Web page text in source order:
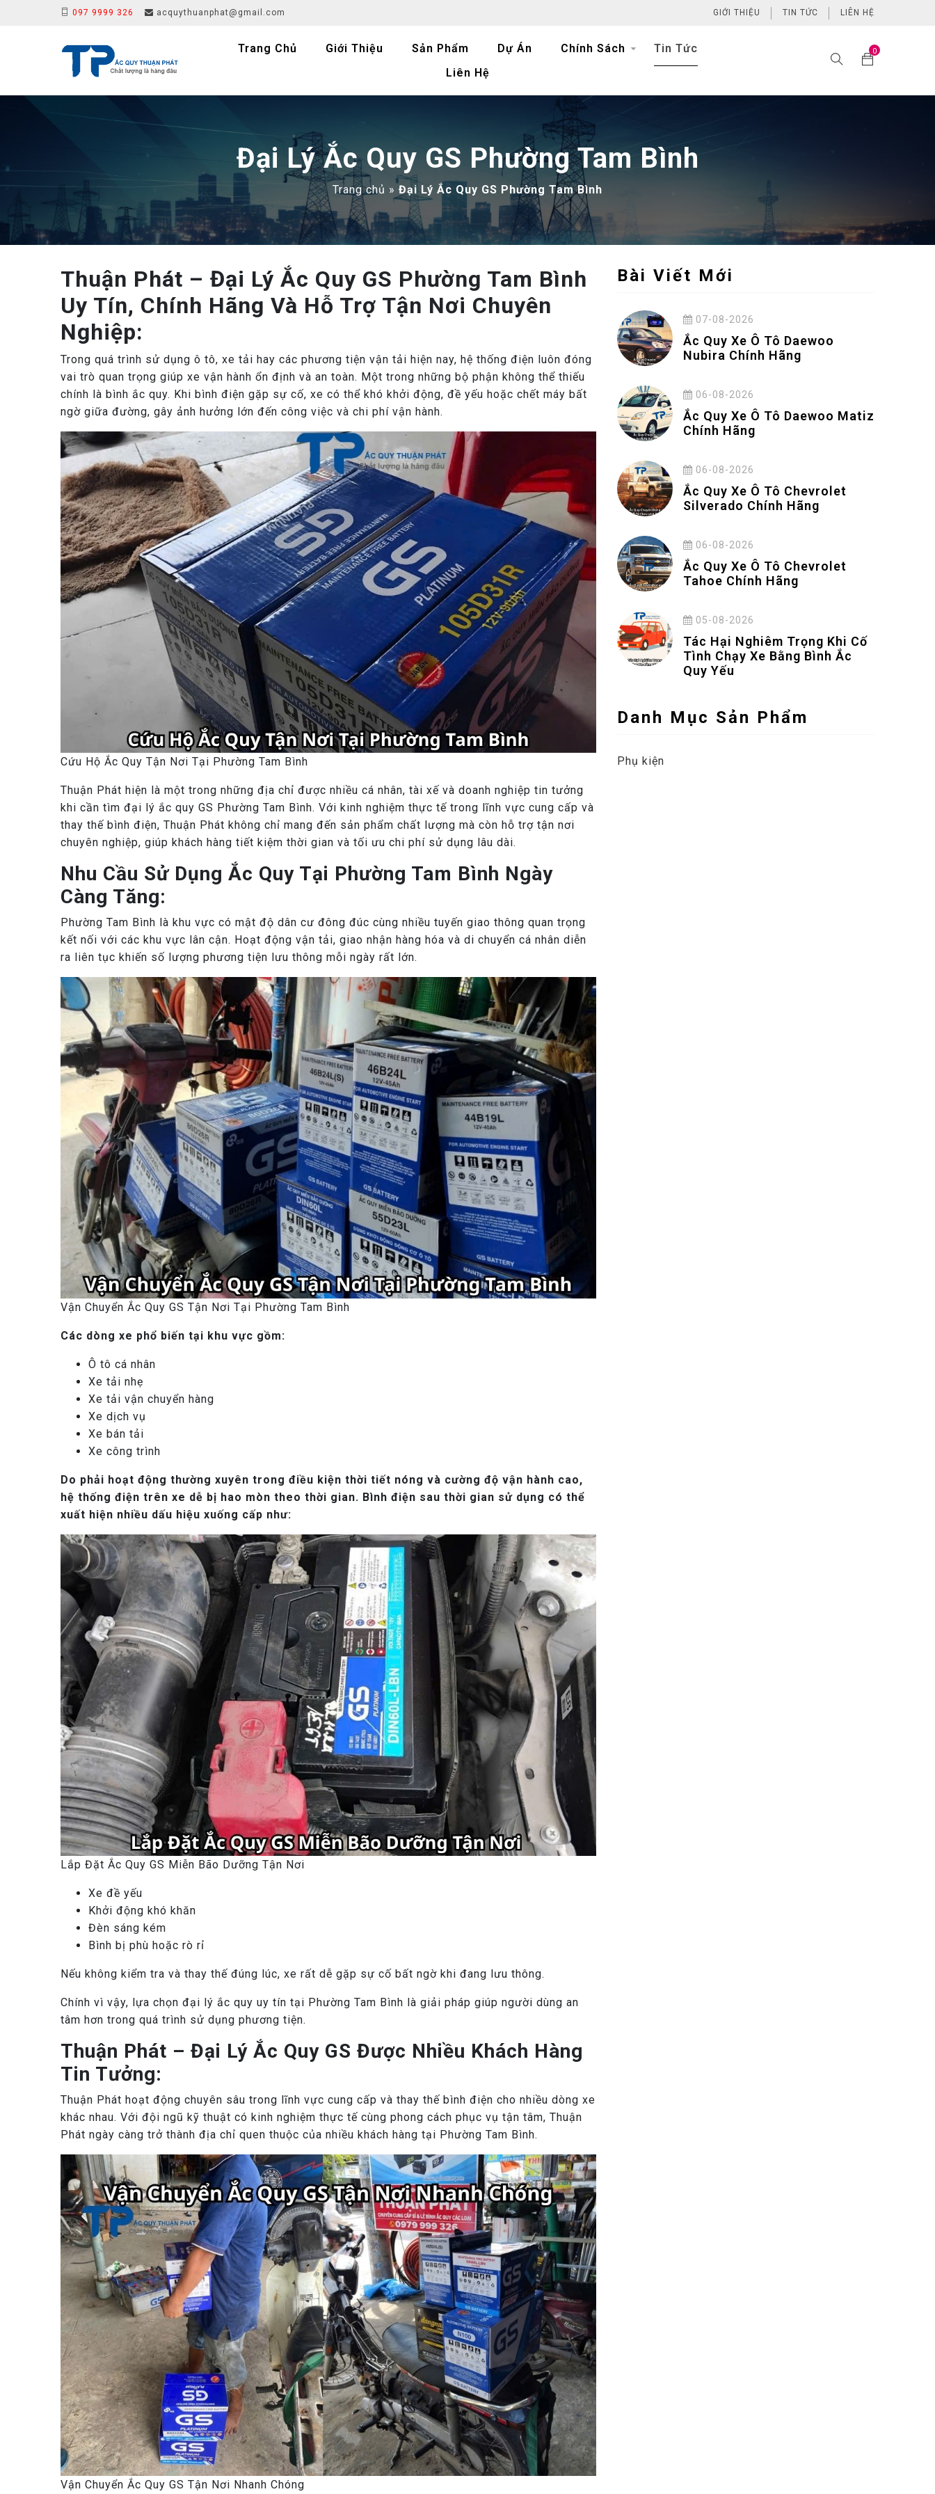
097 9999 326 acquythuanphat@gmail.com GIỚI THIỆU TIN TỨC LIÊN HỆ
Trang Chủ Giới Thiệu Sản Phẩm Dự Án Chính Sách
Tin Tức
Liên Hệ
0
Đại Lý Ắc Quy GS Phường Tam Bình
Trang chủ » Đại Lý Ắc Quy GS Phường Tam Bình
Thuận Phát – Đại Lý Ắc Quy GS Phường Tam Bình
Uy Tín, Chính Hãng Và Hỗ Trợ Tận Nơi Chuyên
Nghiệp:
Trong quá trình sử dụng ô tô, xe tải hay các phương tiện vận tải hiện nay, hệ thống điện luôn đóng
vai trò quan trọng giúp xe vận hành ổn định và an toàn. Một trong những bộ phận không thể thiếu
chính là bình ắc quy. Khi bình điện gặp sự cố, xe có thể khó khởi động, đề yếu hoặc chết máy bất
ngờ giữa đường, gây ảnh hưởng lớn đến công việc và chi phí vận hành.
Cứu Hộ Ắc Quy Tận Nơi Tại Phường Tam Bình
Thuận Phát hiện là một trong những địa chỉ được nhiều cá nhân, tài xế và doanh nghiệp tin tưởng
khi cần tìm đại lý ắc quy GS Phường Tam Bình. Với kinh nghiệm thực tế trong lĩnh vực cung cấp và
thay thế bình điện, Thuận Phát không chỉ mang đến sản phẩm chất lượng mà còn hỗ trợ tận nơi
chuyên nghiệp, giúp khách hàng tiết kiệm thời gian và tối ưu chi phí sử dụng lâu dài.
Nhu Cầu Sử Dụng Ắc Quy Tại Phường Tam Bình Ngày
Càng Tăng:
Phường Tam Bình là khu vực có mật độ dân cư đông đúc cùng nhiều tuyến giao thông quan trọng
kết nối với các khu vực lân cận. Hoạt động vận tải, giao nhận hàng hóa và di chuyển cá nhân diễn
ra liên tục khiến số lượng phương tiện lưu thông mỗi ngày rất lớn.
Vận Chuyển Ắc Quy GS Tận Nơi Tại Phường Tam Bình
Các dòng xe phổ biến tại khu vực gồm:
Ô tô cá nhân
Xe tải nhẹ
Xe tải vận chuyển hàng
Xe dịch vụ
Xe bán tải
Xe công trình
Do phải hoạt động thường xuyên trong điều kiện thời tiết nóng và cường độ vận hành cao,
hệ thống điện trên xe dễ bị hao mòn theo thời gian. Bình điện sau thời gian sử dụng có thể
xuất hiện nhiều dấu hiệu xuống cấp như:
Lắp Đặt Ắc Quy GS Miễn Bão Dưỡng Tận Nơi
Xe đề yếu
Khởi động khó khăn
Đèn sáng kém
Bình bị phù hoặc rò rỉ
Nếu không kiểm tra và thay thế đúng lúc, xe rất dễ gặp sự cố bất ngờ khi đang lưu thông.
Chính vì vậy, lựa chọn đại lý ắc quy uy tín tại Phường Tam Bình là giải pháp giúp người dùng an
tâm hơn trong quá trình sử dụng phương tiện.
Thuận Phát – Đại Lý Ắc Quy GS Được Nhiều Khách Hàng
Tin Tưởng:
Thuận Phát hoạt động chuyên sâu trong lĩnh vực cung cấp và thay thế bình điện cho nhiều dòng xe
khác nhau. Với đội ngũ kỹ thuật có kinh nghiệm thực tế cùng phong cách phục vụ tận tâm, Thuận
Phát ngày càng trở thành địa chỉ quen thuộc của nhiều khách hàng tại Phường Tam Bình.
Vận Chuyển Ắc Quy GS Tận Nơi Nhanh Chóng
Bài Viết Mới
07-08-2026
Ắc Quy Xe Ô Tô Daewoo
Nubira Chính Hãng
06-08-2026
Ắc Quy Xe Ô Tô Daewoo Matiz
Chính Hãng
06-08-2026
Ắc Quy Xe Ô Tô Chevrolet
Silverado Chính Hãng
06-08-2026
Ắc Quy Xe Ô Tô Chevrolet
Tahoe Chính Hãng
05-08-2026
Tác Hại Nghiêm Trọng Khi Cố
Tình Chạy Xe Bằng Bình Ắc
Quy Yếu
Danh Mục Sản Phẩm
Phụ kiện